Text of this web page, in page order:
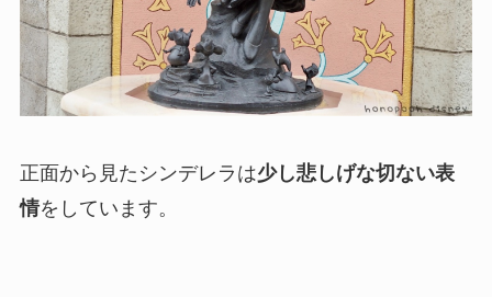
正面から見たシンデレラは少し悲しげな切ない表
情をしています。